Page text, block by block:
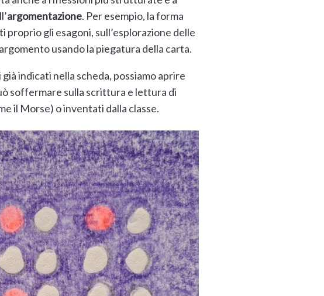
argomentazione. Per esempio, la forma
gli esagoni, sull’esplorazione delle
usando la piegatura della carta.
indicati nella scheda, possiamo aprire
soffermare sulla scrittura e lettura di
il Morse) o inventati dalla classe.